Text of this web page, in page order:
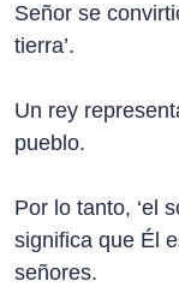
Señor se
tierra’.
Un rey
pueblo.
Por lo tanto, ‘el
significa que Él
señores.